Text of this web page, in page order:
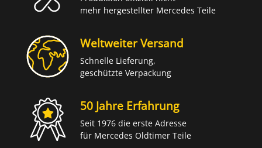
mehr hergestellter Mercedes Teile
Weltweiter Versand
Schnelle Lieferung,
geschützte Verpackung
50 Jahre Erfahrung
Seit 1976 die erste Adresse
für Mercedes Oldtimer Teile